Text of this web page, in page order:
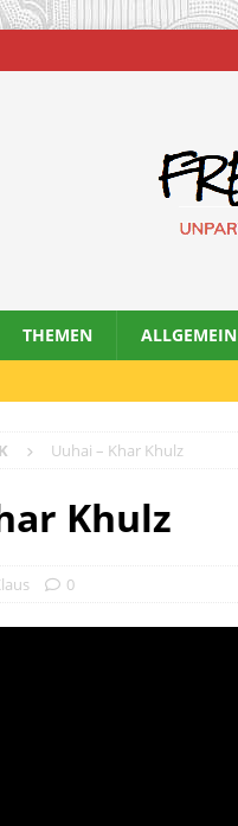
THEMEN ALLGEMEIN
Uuhai – Khar Khulz
Khulz
0